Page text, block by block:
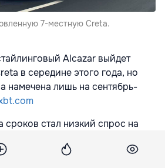
7-местную Creta.
Alcazar выйдет
в середине этого года, но
намечена лишь на сентябрь-
стал низкий спрос на
около 10 000 единиц в месяц, то